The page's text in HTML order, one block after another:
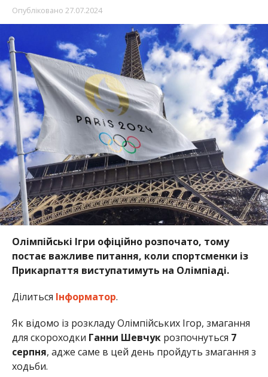
Опубліковано 27.07.2024
Олімпійські Ігри офіційно розпочато, тому
постає важливе питання, коли спортсменки із
Прикарпаття виступатимуть на Олімпіаді.
Ділиться Інформатор.
Як відомо із розкладу Олімпійських Ігор, змагання
для скороходки Ганни Шевчукрозпочнуться 7
серпня, адже саме в цей день пройдуть змагання з
ходьби.